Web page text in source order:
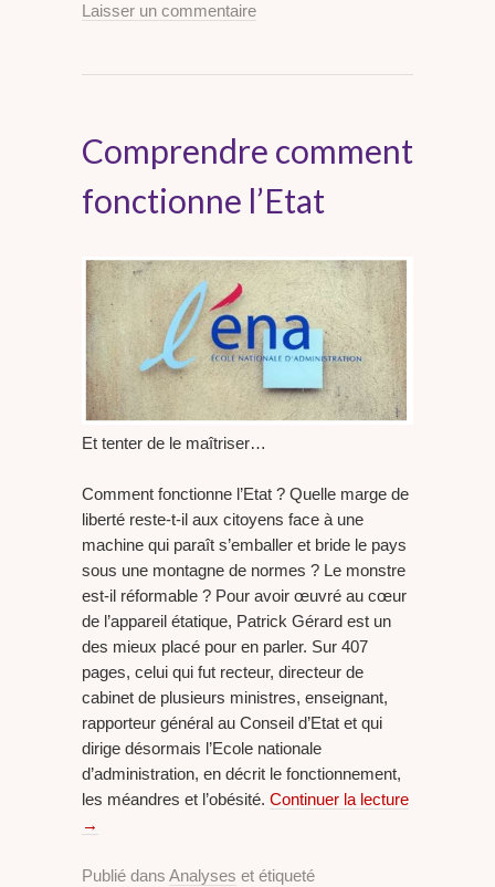
Laisser un commentaire
Comprendre comment
fonctionne l’Etat
Et tenter de le maîtriser…
Comment fonctionne l’Etat ? Quelle marge de
liberté reste-t-il aux citoyens face à une
machine qui paraît s’emballer et bride le pays
sous une montagne de normes ? Le monstre
est-il réformable ? Pour avoir œuvré au cœur
de l’appareil étatique, Patrick Gérard est un
des mieux placé pour en parler. Sur 407
pages, celui qui fut recteur, directeur de
cabinet de plusieurs ministres, enseignant,
rapporteur général au Conseil d’Etat et qui
dirige désormais l’Ecole nationale
d’administration, en décrit le fonctionnement,
les méandres et l’obésité. Continuer la lecture
→
Publié dans Analyses et étiqueté